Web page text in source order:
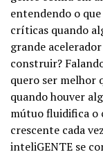
entendendo o que
críticas quando
grande
construir?
quero ser melhor
quando houver
mútuo fluidifica o
crescente cada
inteliGENTE se